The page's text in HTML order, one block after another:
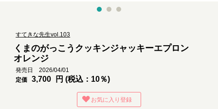
すてきな先生vol.103
くまのがっこうクッキンジャッキーエプロン
オレンジ
発売日 2026/04/01
定価
3,700 円 (税込：10％)
お気に入り登録